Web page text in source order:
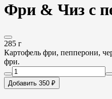
Фри & Чиз с
285 г
Картофель фри, пепперони,
фри.
Добавить 350 ₽